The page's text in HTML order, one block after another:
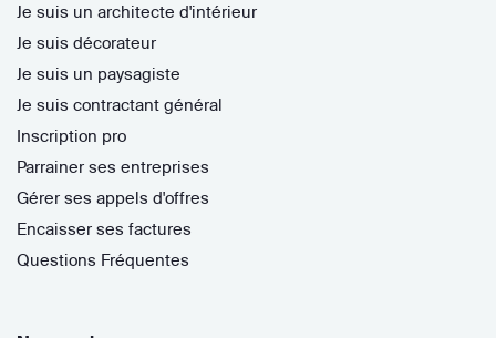
Je suis un architecte d'intérieur
Je suis décorateur
Je suis un paysagiste
Je suis contractant général
Inscription pro
Parrainer ses entreprises
Gérer ses appels d'offres
Encaisser ses factures
Questions Fréquentes